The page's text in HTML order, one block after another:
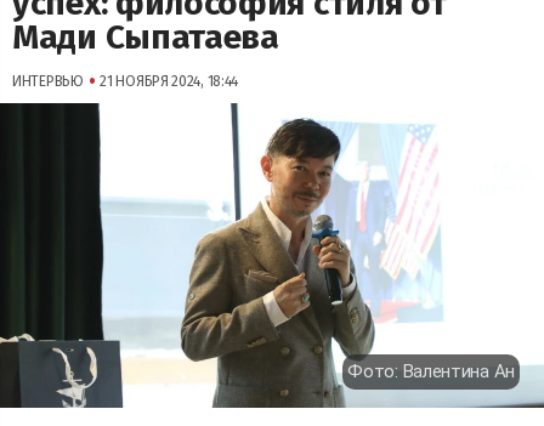
Мади Сыпатаева
ИНТЕРВЬЮ • 21 НОЯБРЯ 2024, 18:44
Фото: Валентина Ан